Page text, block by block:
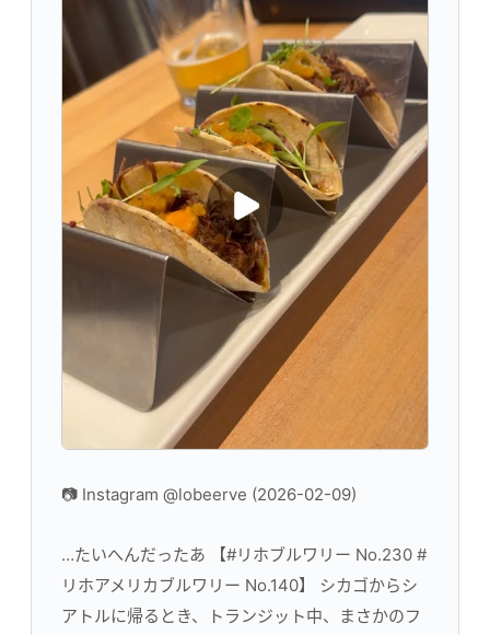
📷 Instagram @lobeerve (2026-02-09)
…たいへんだったあ 【#リホブルワリー No.230 #
リホアメリカブルワリー No.140】 シカゴからシ
アトルに帰るとき、トランジット中、まさかのフ